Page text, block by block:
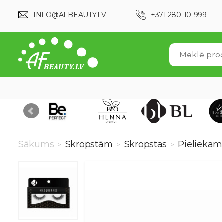
INFO@AFBEAUTY.LV +371 280-10-999
Sākums > Skropstām > Skropstas >